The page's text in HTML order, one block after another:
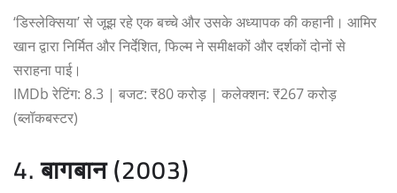
‘डिस्लेक्सिया’ से जूझ रहे एक बच्चे और उसके अध्यापक की कहानी। आमिर
खान द्वारा निर्मित और निर्देशित, फिल्म ने समीक्षकों और दर्शकों दोनों से
सराहना पाई।
IMDb रेटिंग: 8.3 | बजट: ₹80 करोड़ | कलेक्शन: ₹267 करोड़
(ब्लॉकबस्टर)
4. बागबान (2003)